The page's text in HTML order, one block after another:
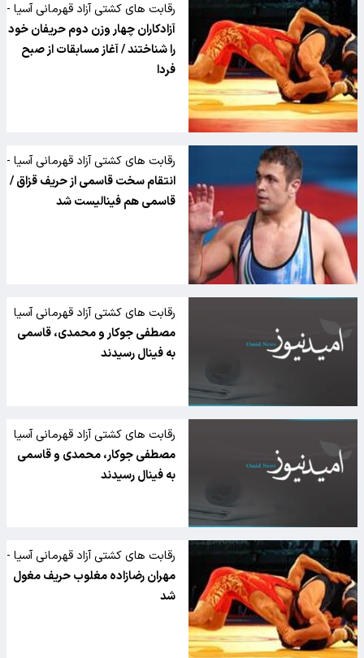
رقابت های کشتی آزاد قهرمانی آسیا -
قزاقستان
آزادکاران چهار وزن دوم حریفان خود
را شناختند / آغاز مسابقات از صبح
فردا
رقابت های کشتی آزاد قهرمانی آسیا -
قزاقستان
انتقام سخت قاسمی از حریف قزاق /
قاسمی هم فینالیست شد
رقابت های کشتی آزاد قهرمانی آسیا
– قزاقستان؛
مصطفی جوکار و محمدی، قاسمی
به فینال رسیدند
رقابت های کشتی آزاد قهرمانی آسیا
– قزاقستان؛
مصطفی جوکار، محمدی و قاسمی
به فینال رسیدند
رقابت های کشتی آزاد قهرمانی آسیا -
قزاقستان
مهران رضازاده مغلوب حریف مغول
شد